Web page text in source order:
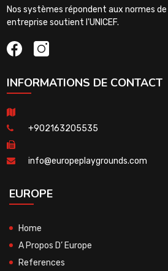
Nos systèmes répondent aux normes
entreprise soutient l'UNICEF.
INFORMATIONS DE CONTACT
+902163205535
info@europeplaygrounds.com
EUROPE
Home
A Propos D’ Europe
References